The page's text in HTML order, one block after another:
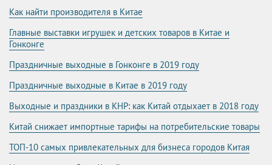
Как найти производителя в Китае
Главные выставки игрушек и детских товаров в Китае и
Гонконге
Праздничные выходные в Гонконге в 2019 году
Праздничные выходные в Китае в 2019 году
Выходные и праздники в КНР: как Китай отдыхает в 2018 году
Китай снижает импортные тарифы на потребительские товары
ТОП-10 самых привлекательных для бизнеса городов Китая